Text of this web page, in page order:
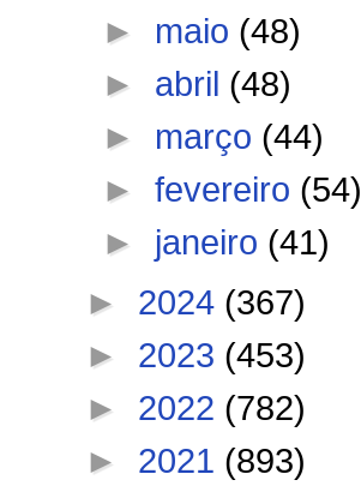
► maio (48)
► abril (48)
► março (44)
►fevereiro (54)
► janeiro (41)
► 2024 (367)
► 2023 (453)
► 2022 (782)
► 2021 (893)